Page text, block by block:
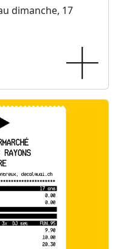
dimanche, 17